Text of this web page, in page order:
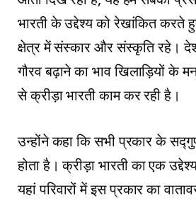
भारती के उद्देश्य को रेखांकित
क्षेत्र में संस्कार और संस्कृति रहे।
गौरव बढ़ाने का भाव खिलाड़ियों के
से क्रीड़ा भारती काम कर रही है।
उन्होंने कहा कि सभी प्रकार के
होता है। क्रीड़ा भारती का एक
यहां परिवारों में इस प्रकार का